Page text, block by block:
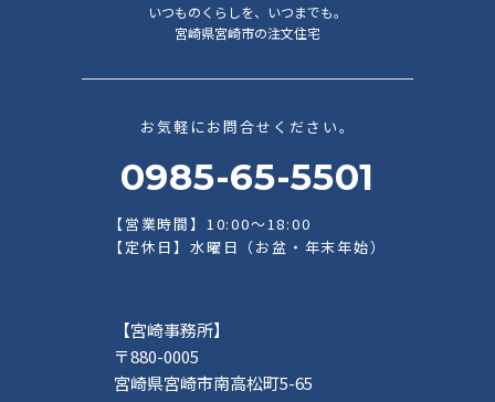
いつものくらしを、いつまでも。
宮崎県宮崎市の注文住宅
お気軽にお問合せください。
0985-65-5501
【営業時間】10:00～18:00
【定休日】水曜日（お盆・年末年始）
【宮崎事務所】
〒880-0005
宮崎県宮崎市南高松町5-65